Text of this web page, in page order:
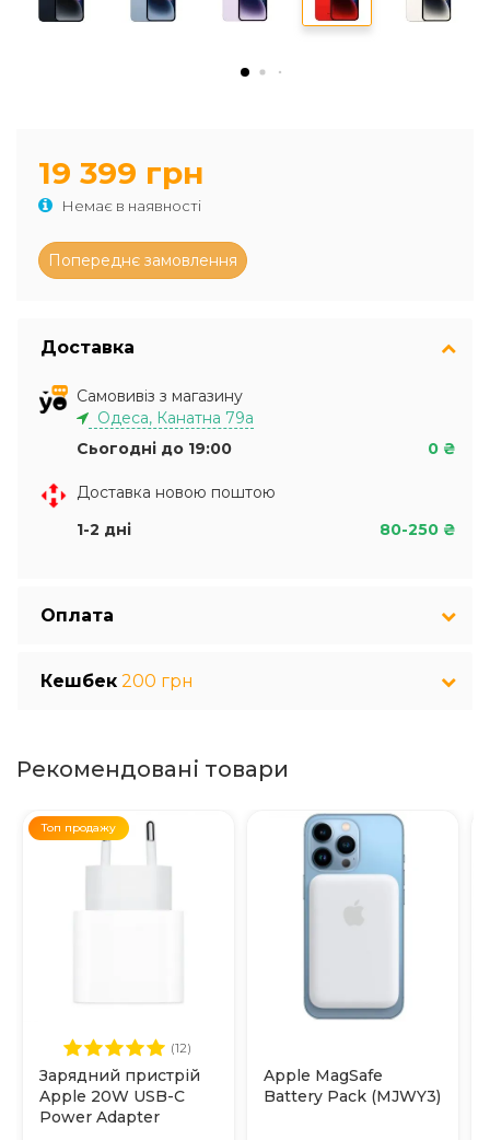
19 399 грн
Немає в наявності
Доставка
Самовивіз з магазину
Одеса, Канатна 79а
Сьогодні до 19:00
0 ₴
Доставка новою поштою
1-2 дні
80-250 ₴
Оплата
Кешбек 200 грн
Рекомендовані товари
Топ продажу
(12)
Зарядний пристрій
Apple 20W USB-C
Power Adapter
Apple MagSafe
Battery Pack (MJWY3)